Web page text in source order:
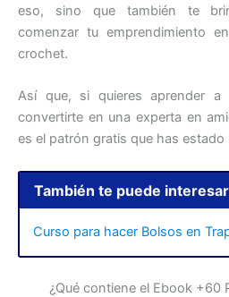
eso, sino que también te
comenzar tu emprendimiento
crochet.
Así que, si quieres aprender a
convertirte en una experta en
es el patrón gratis que has estado
También te puede
Curso para hacer Bolsos en
¿Qué contiene el Ebook +60